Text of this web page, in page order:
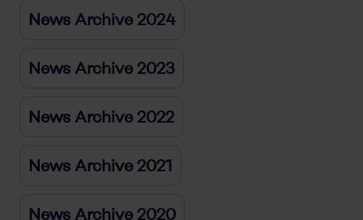
News Archive 2024
News Archive 2023
News Archive 2022
News Archive 2021
News Archive 2020